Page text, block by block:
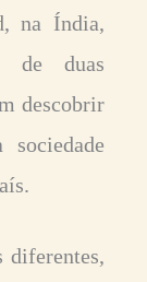
na Índia,
de duas
descobrir
diferentes,